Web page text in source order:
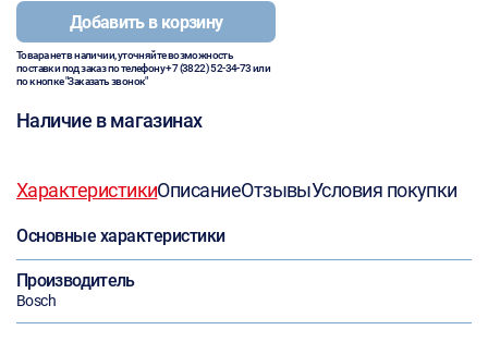
Добавить в корзину
Товара нет в наличии, уточняйте возможность
поставки под заказ по телефону+7 (3822) 52-34-73или
по кнопке "Заказать звонок"
Наличие в магазинах
ХарактеристикиОписаниеОтзывыУсловия покупки
Основные характеристики
Производитель
Bosch